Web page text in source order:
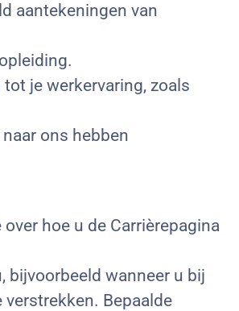
aantekeningen van
je werkervaring, zoals
ons hebben
hoe u de Carrièrepagina
bijvoorbeeld wanneer u bij
Bepaalde